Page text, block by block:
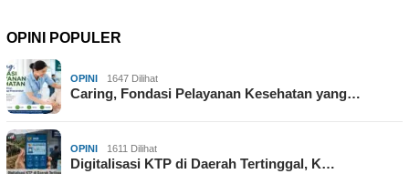
OPINI POPULER
OPINI 1647 Dilihat
Caring, Fondasi Pelayanan Kesehatan yang…
OPINI 1611 Dilihat
Digitalisasi KTP di Daerah Tertinggal, K…